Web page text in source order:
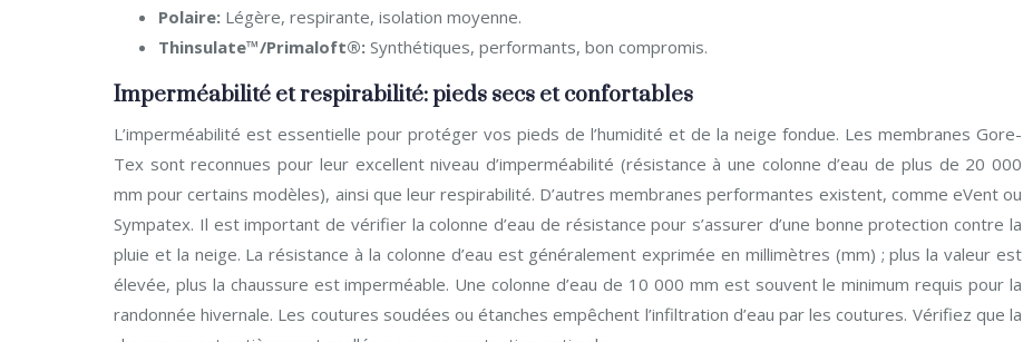
Polaire: Légère, respirante, isolation moyenne.
Thinsulate™/Primaloft®: Synthétiques, performants, bon compromis.
Imperméabilité et respirabilité: pieds secs et confortables
L’imperméabilité est essentielle pour protéger vos pieds de l’humidité et de la neige fondue. Les membranes Gore-
Tex sont reconnues pour leur excellent niveau d’imperméabilité (résistance à une colonne d’eau de plus de 20 000
mm pour certains modèles), ainsi que leur respirabilité. D’autres membranes performantes existent, comme eVent ou
Sympatex. Il est important de vérifier la colonne d’eau de résistance pour s’assurer d’une bonne protection contre la
pluie et la neige. La résistance à la colonne d’eau est généralement exprimée en millimètres (mm) ; plus la valeur est
élevée, plus la chaussure est imperméable. Une colonne d’eau de 10 000 mm est souvent le minimum requis pour la
randonnée hivernale. Les coutures soudées ou étanches empêchent l’infiltration d’eau par les coutures. Vérifiez que la